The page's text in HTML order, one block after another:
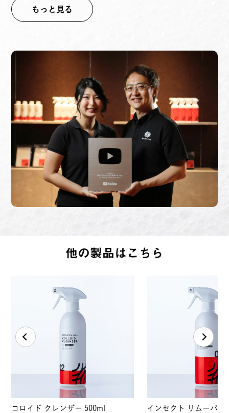
もっと見る
他の製品はこちら
インセクト リムーバー 500ml
ミネラル リムーバー